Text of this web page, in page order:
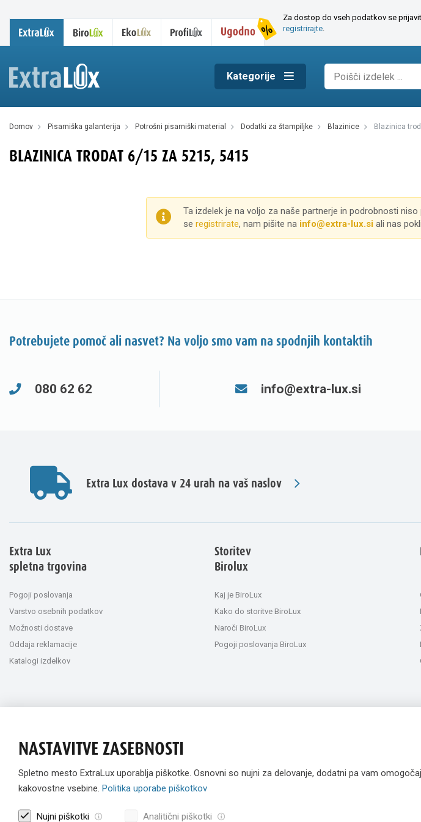
Za dostop do vseh podatkov se
registrirajte
Kategorije
domov pisarniška galanterija potrošni pisarniški material dodatki za štampiljke blazinice blazinica
BLAZINICA TRODAT 6/15 ZA 5215, 5415
Ta izdelek je na voljo za naše partnerje in podrobnosti
se registrirate, nam pišite na info@extra-lux.si ali nas
Potrebujete pomoč ali nasvet? Na voljo smo vam na spodnjih kontaktih
080 62 62 info@extra-lux.si
Extra Lux dostava v 24 urah na vaš naslov
Extra Lux
spletna trgovina
Pogoji poslovanja
Varstvo osebnih podatkov
Možnosti dostave
Oddaja reklamacije
Katalogi izdelkov
Storitev
Birolux
Kaj je BiroLux
Kako do storitve BiroLux
Naroči BiroLux
Pogoji poslovanja BiroLux
NASTAVITVE ZASEBNOSTI
Spletno mesto ExtraLux uporablja piškotke. Osnovni so nujni za delovanje, dodatni pa vam
kakovostne vsebine. Politika uporabe piškotkov
Nujni piškotki Analitični piškotki